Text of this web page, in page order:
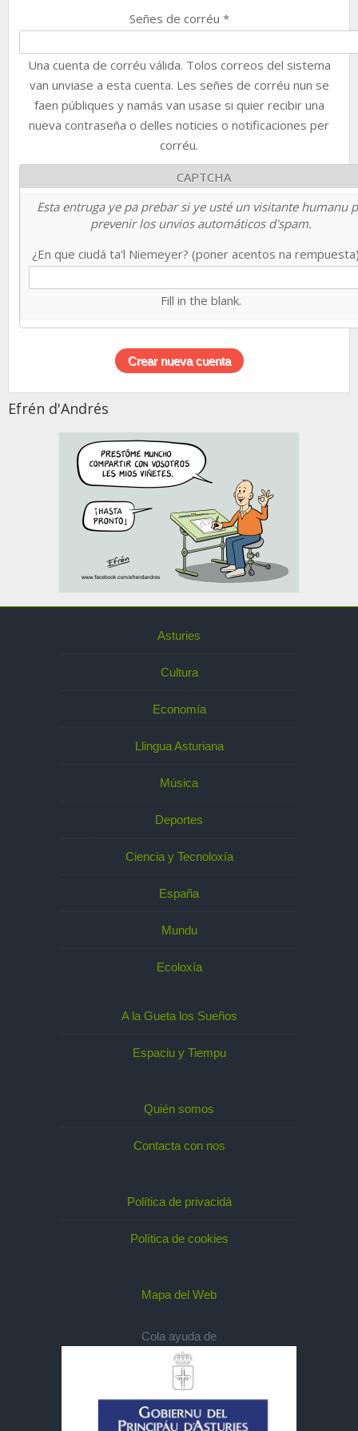
Señes de corréu *
Una cuenta de corréu válida. Tolos correos del sistema
van unviase a esta cuenta. Les señes de corréu nun se
faen públiques y namás van usase si quier recibir una
nueva contraseña o delles noticies o notificaciones per
corréu.
CAPTCHA
Esta entruga ye pa prebar si ye usté un visitante humanu
prevenir los unvios automáticos d'spam.
¿En que ciudá ta'l Niemeyer? (poner acentos na
Fill in the blank.
Efrén d'Andrés
Asturies
Cultura
Economía
Llingua Asturiana
Música
Deportes
Ciencia y Tecnoloxía
España
Mundu
Ecoloxía
A la Gueta los Sueños
Espaciu y Tiempu
Quién somos
Contacta con nos
Política de privacidá
Política de cookies
Mapa del Web
Cola ayuda de